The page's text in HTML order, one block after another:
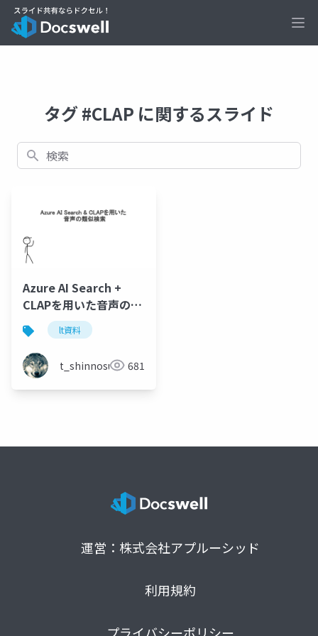
タグ #CLAP に関するスライド
検索
Azure AI Search +
CLAPを用いた音声の類
似検索lt資料
t_shinnosuke 681
運営：株式会社アプルーシッド
利用規約
プライバシーポリシー